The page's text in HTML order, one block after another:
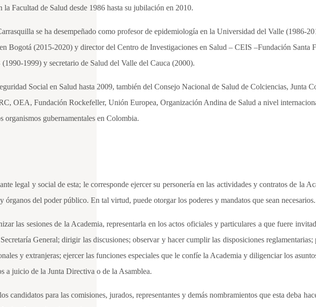
Facultad de Salud desde 1986 hasta su jubilación en 2010.
se ha desempeñado como profesor de epidemiología en la Universidad del Valle (1986-
Bogotá (2015-2020) y director del Centro de Investigaciones en Salud – CEIS –Fundación Santa
1999) y secretario de Salud del Valle del Cauca (2000).
Social en Salud hasta 2009, también del Consejo Nacional de Salud de Colciencias, Junta
OEA, Fundación Rockefeller, Unión Europea, Organización Andina de Salud a nivel
gubernamentales en Colombia.
legal y social de esta; le corresponde ejercer su personería en las actividades y contratos de la
órganos del poder público. En tal virtud, puede otorgar los poderes y mandatos que sean necesarios.
las sesiones de la Academia, representarla en los actos oficiales y particulares a que fuere
General; dirigir las discusiones; observar y hacer cumplir las disposiciones
y extranjeras; ejercer las funciones especiales que le confíe la Academia y diligenciar los
a juicio de la Junta Directiva o de la Asamblea.
candidatos para las comisiones, jurados, representantes y demás nombramientos que esta deba